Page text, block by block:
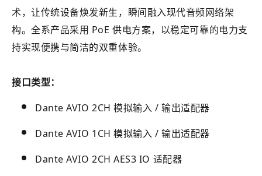
术，让传统设备焕发新生，瞬间融入现代音频网络架
构。全系产品采用 PoE 供电方案，以稳定可靠的电力支
持实现便携与简洁的双重体验。
接口类型：
Dante AVIO 2CH 模拟输入 / 输出适配器
Dante AVIO 1CH 模拟输入 / 输出适配器
Dante AVIO 2CH AES3 IO 适配器